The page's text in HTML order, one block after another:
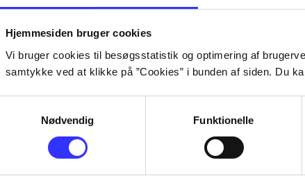
Hjemmesiden bruger cookies
Vi bruger cookies til besøgsstatistik og optimering af
samtykke ved at klikke på ”Cookies” i bunden af siden. Du
Nødvendig
Funktionelle
...
...
...